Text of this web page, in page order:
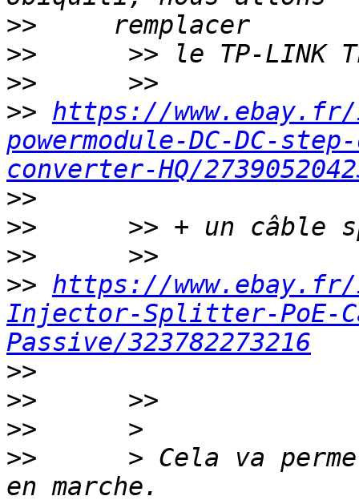
>>
>>
>>
>> https://www.ebay.fr/
powermodule-DC-DC-
converter-HQ/
>>
>>
>>
>> https://www.ebay.fr/
Injector-Splitter-PoE-
Passive/323782273216
>>
>>
>>
>> > Cela va